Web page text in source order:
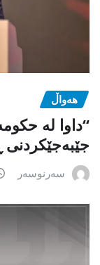
هەواڵ
“داوا لە
سەرنوسەر